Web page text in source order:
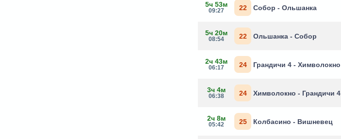
5ч 53м
09:27 22 Собор - Ольшанка
5ч 20м
08:54 22 Ольшанка - Собор
2ч 43м
06:17 24 Грандичи 4 - Химволокно
3ч 4м
06:38 24 Химволокно - Грандичи 4
2ч 8м
05:42 25 Колбасино - Вишневец